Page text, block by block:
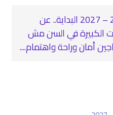
رعاية دار مسنين لعام 2026 – 2027 البداية.. عن
الكبيرة في السن مش
أمان وراحة واهتمام....